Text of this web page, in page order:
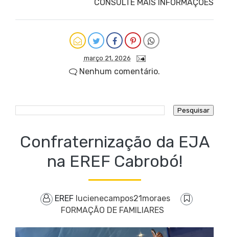
CONSULTE MAIS INFORMAÇÕES
março 21, 2026
Nenhum comentário.
Confraternização da EJA
na EREF Cabrobó!
EREF lucienecampos21moraes
FORMAÇÃO DE FAMILIARES